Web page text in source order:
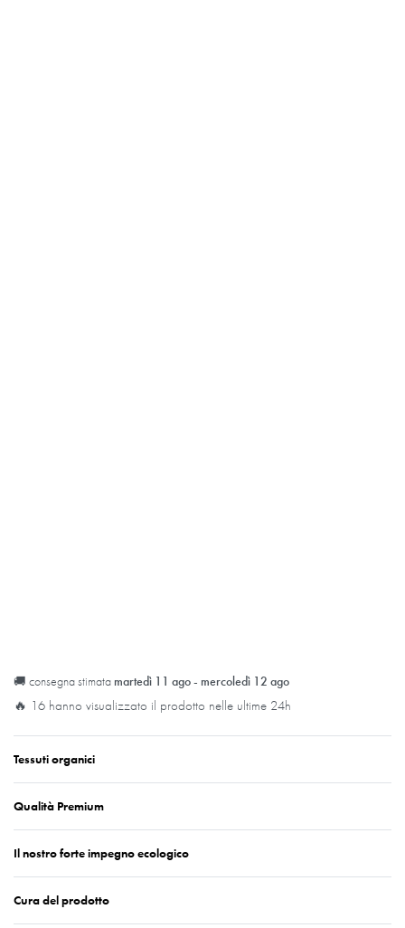
🚚 consegna stimata martedì 11 ago - mercoledì 12 ago
🔥 16 hanno visualizzato il prodotto nelle ultime 24h
Tessuti organici
Qualità Premium
Il nostro forte impegno ecologico
Cura del prodotto